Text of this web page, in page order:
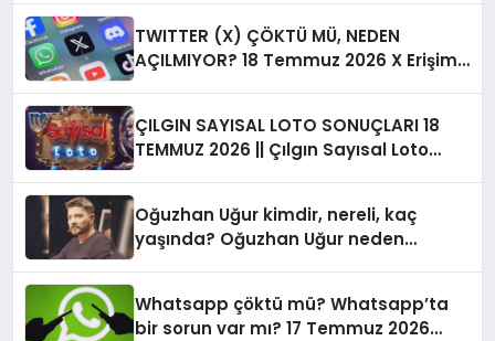
TWITTER (X) ÇÖKTÜ MÜ, NEDEN
AÇILMIYOR? 18 Temmuz 2026 X Erişim
ÇILGIN SAYISAL LOTO SONUÇLARI 18
TEMMUZ 2026 || Çılgın Sayısal Loto
sorgulama ekranı…
Oğuzhan Uğur kimdir, nereli, kaç
yaşında? Oğuzhan Uğur neden
Whatsapp çöktü mü? Whatsapp’ta
bir sorun var mı? 17 Temmuz 2026